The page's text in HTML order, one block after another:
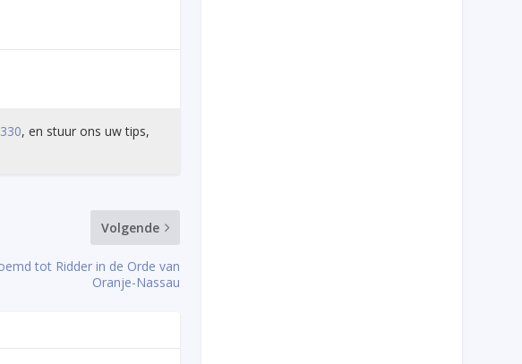
, en stuur ons uw tips,
Volgende
tot Ridder in de Orde van
Oranje-Nassau